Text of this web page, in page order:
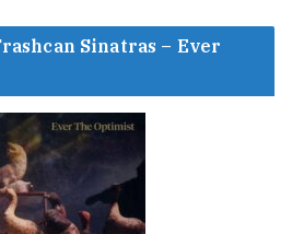
Sinatras – Ever